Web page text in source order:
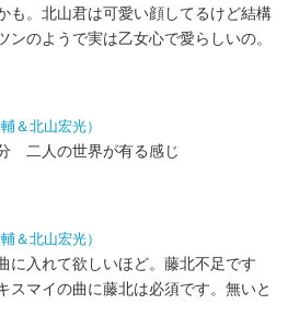
も。北山君は可愛い顔してるけど結構
ンのようで実は乙女心で愛らしいの。
＆北山宏光）
二人の世界が有る感じ
＆北山宏光）
に入れて欲しいほど。藤北不足です
スマイの曲に藤北は必須です。無いと